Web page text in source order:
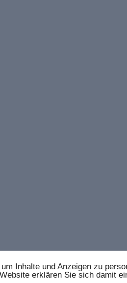
Inhalte und Anzeigen zu
erklären Sie sich damit